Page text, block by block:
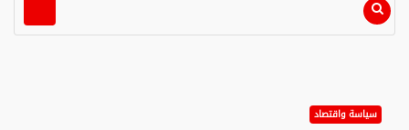
سياسة واقتصاد